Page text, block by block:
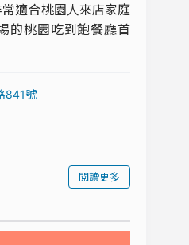
適合桃園人來店家庭
的桃園吃到飽餐廳首
841號
閱讀更多